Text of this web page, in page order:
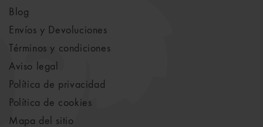
Blog
Envíos y Devoluciones
Términos y condiciones
Aviso legal
Política de privacidad
Política de cookies
Mapa del sitio